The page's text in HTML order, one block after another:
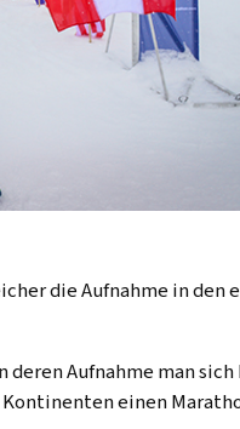
die Aufnahme in den
deren Aufnahme man
einen